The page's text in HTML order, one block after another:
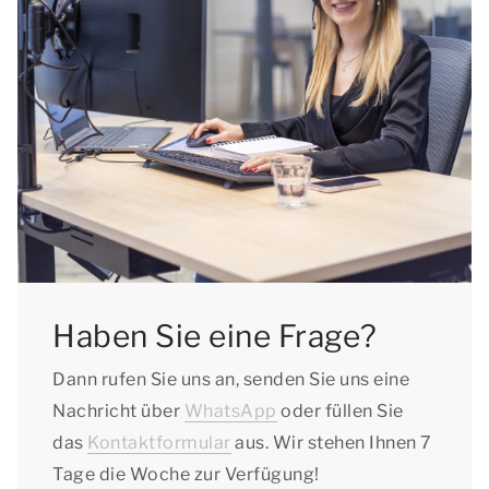
Haben Sie eine Frage?
Dann rufen Sie uns an, senden Sie uns eine
Nachricht über WhatsApp oder füllen Sie
das Kontaktformular aus. Wir stehen Ihnen 7
Tage die Woche zur Verfügung!